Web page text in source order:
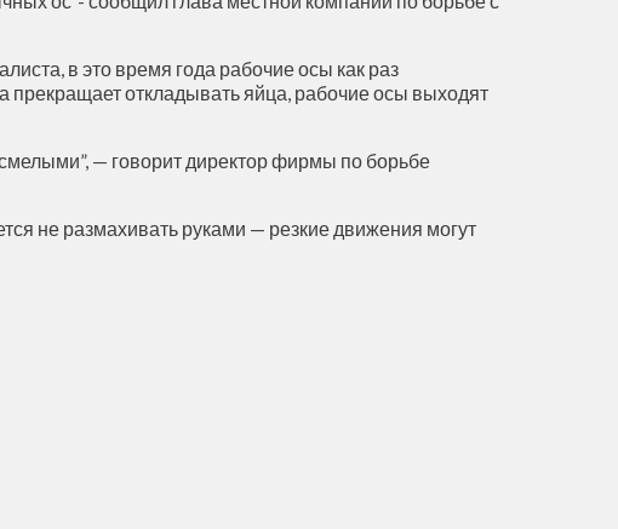
в это время года рабочие осы как раз
прекращает откладывать яйца, рабочие осы выходят
— говорит директор фирмы по борьбе
не размахивать руками — резкие движения могут